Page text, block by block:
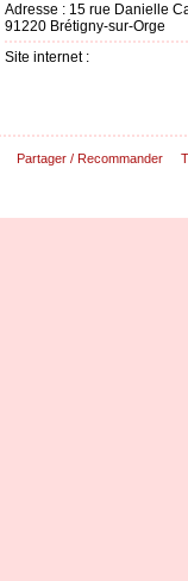
Adresse : 15 rue Danielle
91220 Brétigny-sur-Orge
Site internet :
Partager / Recommander